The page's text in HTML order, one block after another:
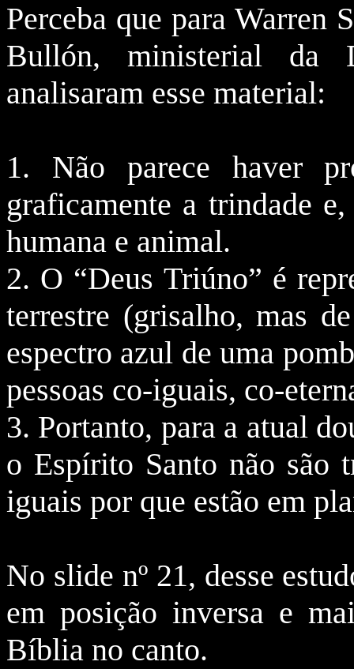
Perceba que para Warren
Bullón, ministerial da
analisaram esse material:
1. Não parece haver
graficamente a trindade
humana e animal.
2. O “Deus Triúno” é
terrestre (grisalho, mas
espectro azul de uma
pessoas co-iguais, co-
3. Portanto, para a atual
o Espírito Santo não são
iguais por que estão em
No slide nº 21, desse
em posição inversa e
Bíblia no canto.